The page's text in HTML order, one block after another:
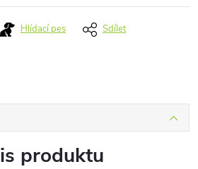
Hlídací pes Sdílet
produktu